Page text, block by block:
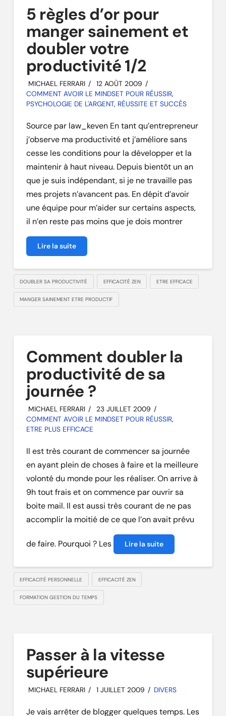
5 règles d’or pour
manger sainement et
doubler votre
productivité 1/2
MICHAEL FERRARI
12 AOÛT 2009
COMMENT AVOIR LE MINDSET POUR RÉUSSIR,
PSYCHOLOGIE DE L'ARGENT, RÉUSSITE ET SUCCÈS
Source par law_keven En tant qu’entrepreneur
j’observe ma productivité et j’améliore sans
cesse les conditions pour la développer et la
maintenir à haut niveau. Depuis bientôt un an
que je suis indépendant, si je ne travaille pas
mes projets n’avancent pas. En dépit d’avoir
une équipe pour m’aider sur certains aspects,
il n’en reste pas moins que je dois montrer
Lire la suite
DOUBLER SA PRODUCTIVITÉ EFFICACITÉ ZEN ETRE EFFICACE
MANGER SAINEMENT ETRE PRODUCTIF
Comment doubler la
productivité de sa
journée ?
MICHAEL FERRARI
23 JUILLET 2009
COMMENT AVOIR LE MINDSET POUR RÉUSSIR,
ETRE PLUS EFFICACE
Il est très courant de commencer sa journée
en ayant plein de choses à faire et la meilleure
volonté du monde pour les réaliser. On arrive à
9h tout frais et on commence par ouvrir sa
boite mail. Il est aussi très courant de ne pas
accomplir la moitié de ce que l’on avait prévu
de faire. Pourquoi ? Les Lire la suite
EFFICACITÉ PERSONNELLE EFFICACITÉ ZEN
FORMATION GESTION DU TEMPS
Passer à la vitesse
supérieure
MICHAEL FERRARI 1 JUILLET 2009 DIVERS
Je vais arrêter de blogger quelques temps. Les